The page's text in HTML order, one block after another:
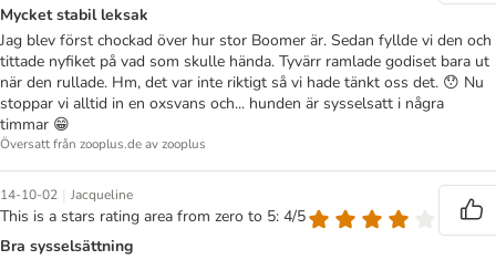
Mycket stabil leksak
Jag blev först chockad över hur stor Boomer är. Sedan fyllde vi den och
tittade nyfiket på vad som skulle hända. Tyvärr ramlade godiset bara ut
när den rullade. Hm, det var inte riktigt så vi hade tänkt oss det. 😯 Nu
stoppar vi alltid in en oxsvans och... hunden är sysselsatt i några
timmar 😁
Översatt från zooplus.de av zooplus
14-10-02 | Jacqueline
This is a stars rating area from zero to 5: 4/5
Bra sysselsättning